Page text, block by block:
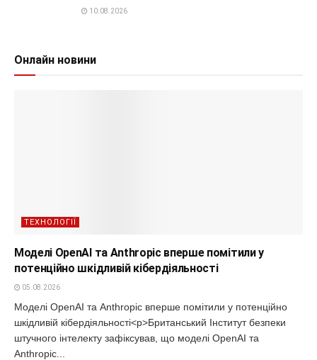
10.08.2026
Онлайн новини
ТЕХНОЛОГІЇ
Моделі OpenAI та Anthropic вперше помітили у
потенційно шкідливій кібердіяльності
05.08.2026
Моделі OpenAI та Anthropic вперше помітили у потенційно
шкідливій кібердіяльності<p>Британський Інститут безпеки
штучного інтелекту зафіксував, що моделі OpenAI та
Anthropic...